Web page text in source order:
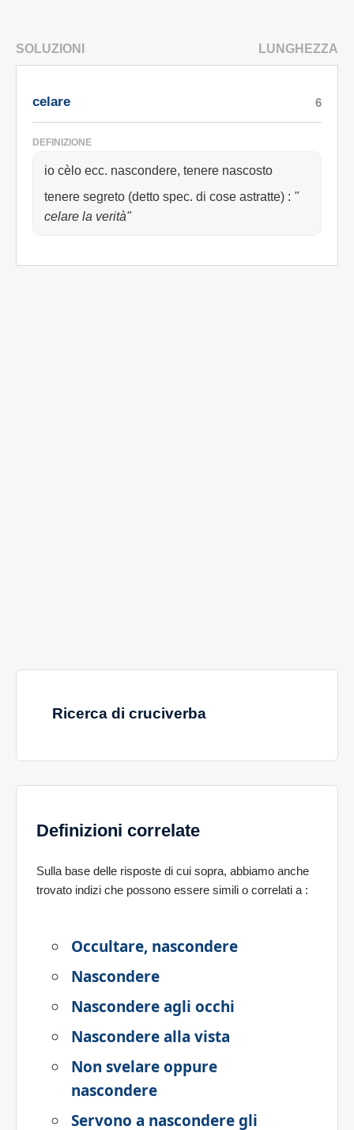
SOLUZIONI LUNGHEZZA
celare
DEFINIZIONE
io cèlo ecc. nascondere, tenere nascosto
tenere segreto (detto spec. di cose astratte) : "
celare la verità"
6
Ricerca di cruciverba
Definizioni correlate
Sulla base delle risposte di cui sopra, abbiamo anche
trovato indizi che possono essere simili o correlati a :
Occultare, nascondere
Nascondere
Nascondere agli occhi
Nascondere alla vista
Non svelare oppure
nascondere
Servono a nascondere gli